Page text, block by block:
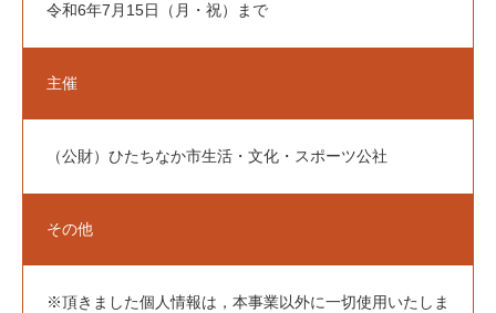
令和6年7月15日（月・祝）まで
主催
（公財）ひたちなか市生活・文化・スポーツ公社
その他
※頂きました個人情報は，本事業以外に一切使用いたしま